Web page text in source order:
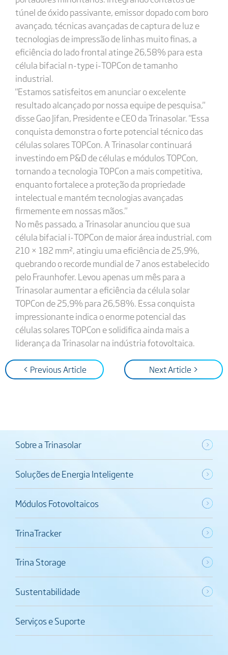
túnel de óxido passivante, emissor dopado com boro
avançado, técnicas avançadas de captura de luz e
tecnologias de impressão de linhas muito finas, a
eficiência do lado frontal atinge 26,58% para esta
célula bifacial n-type i-TOPCon de tamanho
industrial.
"Estamos satisfeitos em anunciar o excelente
resultado alcançado por nossa equipe de pesquisa,"
disse Gao Jifan, Presidente e CEO da Trinasolar. "Essa
conquista demonstra o forte potencial técnico das
células solares TOPCon. A Trinasolar continuará
investindo em P&D de células e módulos TOPCon,
tornando a tecnologia TOPCon a mais competitiva,
enquanto fortalece a proteção da propriedade
intelectual e mantém tecnologias avançadas
firmemente em nossas mãos."
No mês passado, a Trinasolar anunciou que sua
célula bifacial i-TOPCon de maior área industrial, com
210 × 182 mm², atingiu uma eficiência de 25,9%,
quebrando o recorde mundial de 7 anos estabelecido
pelo Fraunhofer. Levou apenas um mês para a
Trinasolar aumentar a eficiência da célula solar
TOPCon de 25,9% para 26,58%. Essa conquista
impressionante indica o enorme potencial das
células solares TOPCon e solidifica ainda mais a
liderança da Trinasolar na indústria fotovoltaica.
< Previous Article Next Article >
Sobre a Trinasolar
Soluções de Energia Inteligente
Módulos Fotovoltaicos
TrinaTracker
Trina Storage
Sustentabilidade
Serviços e Suporte